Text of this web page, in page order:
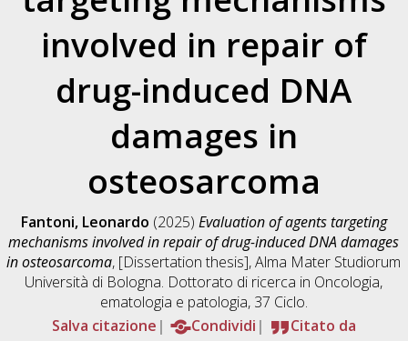
involved in repair of
drug-induced DNA
damages in
osteosarcoma
Fantoni, Leonardo (2025) Evaluation of agents targeting
mechanisms involved in repair of drug-induced DNA damages
in osteosarcoma, [Dissertation thesis], Alma Mater Studiorum
Università di Bologna. Dottorato di ricerca in Oncologia,
ematologia e patologia, 37 Ciclo.
Salva citazione
Condividi
Citato da